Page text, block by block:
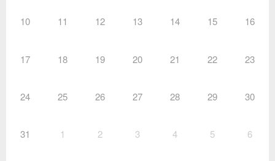
10 11 12 13 14 15 16
17 18 19 20 21 22 23
24 25 26 27 28 29 30
31 1 2 3 4 5 6